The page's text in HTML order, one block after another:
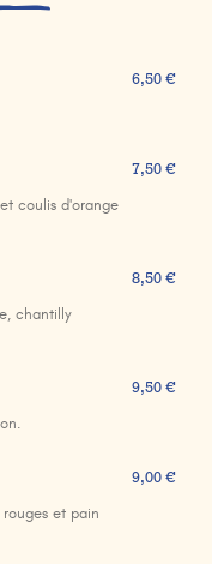
6,50 €
coulis d'orange
7,50 €
chantilly
8,50 €
9,50 €
et pain
9,00 €